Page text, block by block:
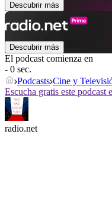
Descubrir más
Descubrir más
El podcast comienza en
- 0 sec.
Podcasts Cine y
Escucha gratis este podcast
radio.net